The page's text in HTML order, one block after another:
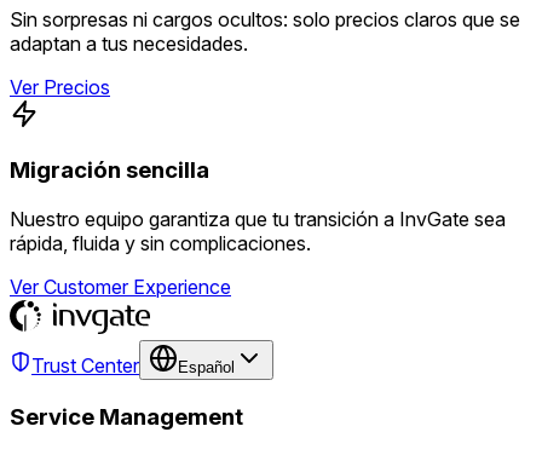
Sin sorpresas ni cargos ocultos: solo precios claros que se
adaptan a tus necesidades.
Ver Precios
Migración sencilla
Nuestro equipo garantiza que tu transición a InvGate sea
rápida, fluida y sin complicaciones.
Ver Customer Experience
Trust Center Español
Service Management